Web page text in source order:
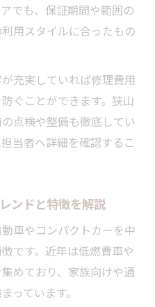
はの在庫確認のコツ
した中古車選びの工夫
が決め手
注目すべきポイントと
確認を成功させる手順
立つチェック項目一
古車購入の安心ポイ
逃しやすい注意点まと
ラインナップ
でも、保証期間や範囲の
用スタイルに合ったもの
充実していれば修理費用
ぐことができます。狭山
点検や整備も徹底してい
当者へ詳細を確認するこ
ンドと特徴を解説
車やコンパクトカーを中
です。近年は低燃費車や
めており、家族向けや通
っています。